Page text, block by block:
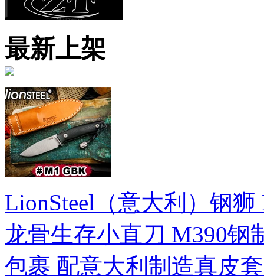
最新上架
LionSteel（意大利）钢
龙骨生存小直刀 M390钢
包裹 配意大利制造真皮